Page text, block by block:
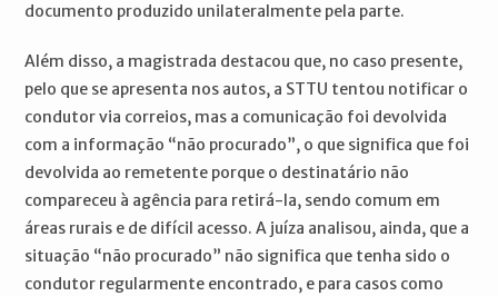
documento produzido unilateralmente pela parte.
Além disso, a magistrada destacou que, no caso presente,
pelo que se apresenta nos autos, a STTU tentou notificar o
condutor via correios, mas a comunicação foi devolvida
com a informação “não procurado”, o que significa que foi
devolvida ao remetente porque o destinatário não
compareceu à agência para retirá-la, sendo comum em
áreas rurais e de difícil acesso. A juíza analisou, ainda, que a
situação “não procurado” não significa que tenha sido o
condutor regularmente encontrado, e para casos como